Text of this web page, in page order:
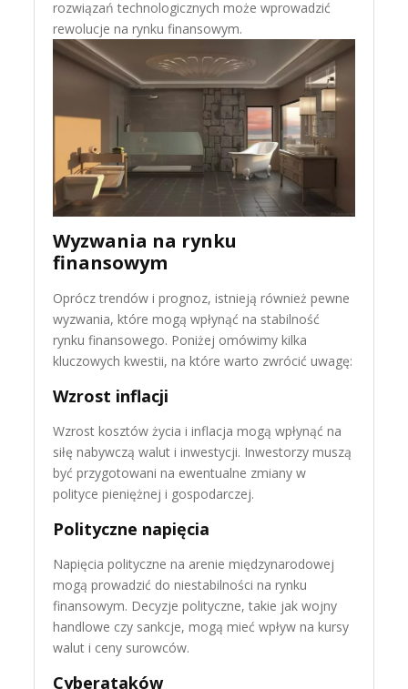
rozwiązań technologicznych może wprowadzić
rewolucje na rynku finansowym.
Wyzwania na rynku
finansowym
Oprócz trendów i prognoz, istnieją również pewne
wyzwania, które mogą wpłynąć na stabilność
rynku finansowego. Poniżej omówimy kilka
kluczowych kwestii, na które warto zwrócić uwagę:
Wzrost inflacji
Wzrost kosztów życia i inflacja mogą wpłynąć na
siłę nabywczą walut i inwestycji. Inwestorzy muszą
być przygotowani na ewentualne zmiany w
polityce pieniężnej i gospodarczej.
Polityczne napięcia
Napięcia polityczne na arenie międzynarodowej
mogą prowadzić do niestabilności na rynku
finansowym. Decyzje polityczne, takie jak wojny
handlowe czy sankcje, mogą mieć wpływ na kursy
walut i ceny surowców.
Cyberataków